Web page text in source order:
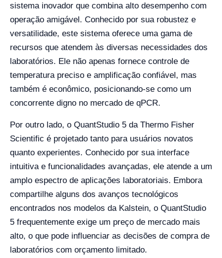
sistema inovador que combina alto desempenho com
operação amigável. Conhecido por sua robustez e
versatilidade, este sistema oferece uma gama de
recursos que atendem às diversas necessidades dos
laboratórios. Ele não apenas fornece controle de
temperatura preciso e amplificação confiável, mas
também é econômico, posicionando-se como um
concorrente digno no mercado de qPCR.
Por outro lado, o QuantStudio 5 da Thermo Fisher
Scientific é projetado tanto para usuários novatos
quanto experientes. Conhecido por sua interface
intuitiva e funcionalidades avançadas, ele atende a um
amplo espectro de aplicações laboratoriais. Embora
compartilhe alguns dos avanços tecnológicos
encontrados nos modelos da Kalstein, o QuantStudio
5 frequentemente exige um preço de mercado mais
alto, o que pode influenciar as decisões de compra de
laboratórios com orçamento limitado.